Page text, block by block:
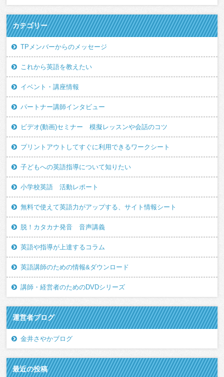
カテゴリー
TPメンバーからのメッセージ
これから英語を教えたい
イベント・講座情報
パートナー講師インタビュー
ビデオ(動画)セミナー 模擬レッスンや会話のコツ
プリントアウトしてすぐに利用できるワークシート
子どもへの英語指導について知りたい
小学校英語 活動レポート
無料で使えて英語力がアップする、サイト情報シート
脱！カタカナ発音 音声講義
英語や指導が上達するコラム
英語講師のための情報&ダウンロード
講師・経営者のためのDVDシリーズ
運営者ブログ
金井さやかブログ
最近の投稿